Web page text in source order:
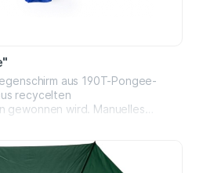
aus 190T-Pongee-
recycelten
gewonnen wird. Manuelles
RPET.Größe: ø 95 cm